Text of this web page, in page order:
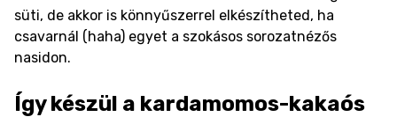
süti, de akkor is könnyűszerrel elkészítheted, ha
csavarnál (haha) egyet a szokásos sorozatnézős
nasidon.
Így készül a kardamomos-kakaós